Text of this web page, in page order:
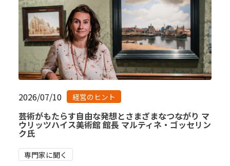
2026/07/10 経営のヒント
芸術がもたらす自由な発想とさまざまなつながり マ
ウリッツハイス美術館 館長 マルティネ・ゴッセリン
ク氏
専門家に聞く